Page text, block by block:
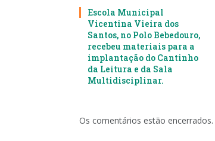
Escola Municipal
Vicentina Vieira dos
Santos, no Polo Bebedouro,
recebeu materiais para a
implantação do Cantinho
da Leitura e da Sala
Multidisciplinar.
Os comentários estão encerrados.